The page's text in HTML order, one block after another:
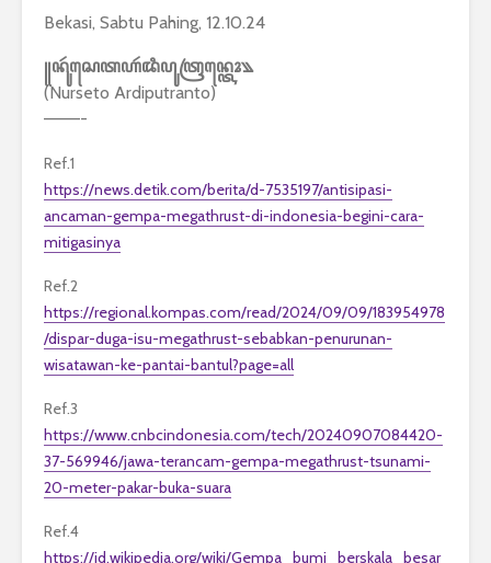
Bekasi, Sabtu Pahing, 12.10.24
꧋ꦤꦸꦂꦱꦺꦠꦲꦂꦢꦶꦥꦸꦠꦿꦤ꧀ꦠꦺꦴ꧉
(Nurseto Ardiputranto)
———-
Ref.1
https://news.detik.com/berita/d-7535197/antisipasi-
ancaman-gempa-megathrust-di-indonesia-begini-cara-
mitigasinya
Ref.2
https://regional.kompas.com/read/2024/09/09/183954978
/dispar-duga-isu-megathrust-sebabkan-penurunan-
wisatawan-ke-pantai-bantul?page=all
Ref.3
https://www.cnbcindonesia.com/tech/20240907084420-
37-569946/jawa-terancam-gempa-megathrust-tsunami-
20-meter-pakar-buka-suara
Ref.4
https://id.wikipedia.org/wiki/Gempa_bumi_berskala_besar